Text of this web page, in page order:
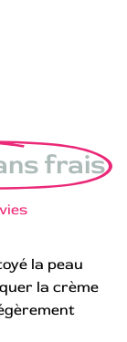
frais
la peau
la crème